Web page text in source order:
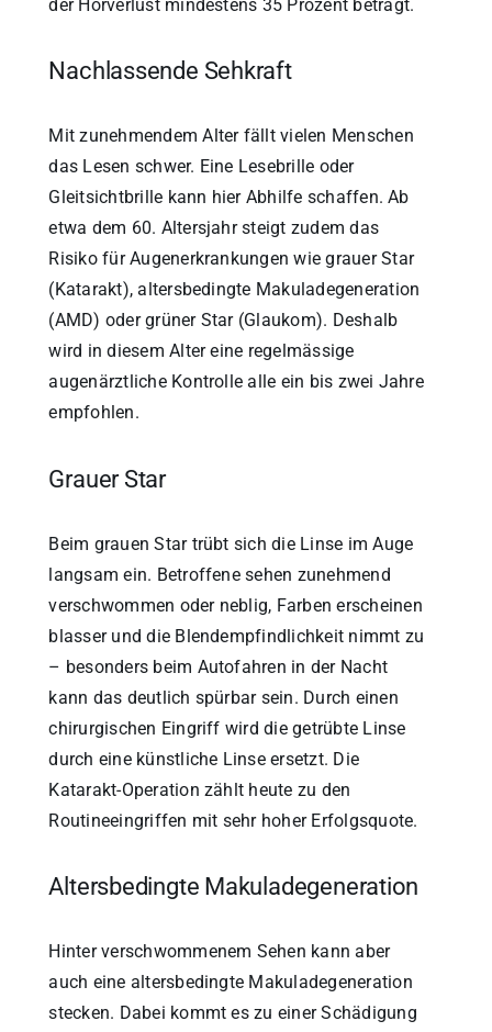
der Hörverlust mindestens 35 Prozent beträgt.
Nachlassende Sehkraft
Mit zunehmendem Alter fällt vielen Menschen
das Lesen schwer. Eine Lesebrille oder
Gleitsichtbrille kann hier Abhilfe schaffen. Ab
etwa dem 60. Altersjahr steigt zudem das
Risiko für Augenerkrankungen wie grauer Star
(Katarakt), altersbedingte Makuladegeneration
(AMD) oder grüner Star (Glaukom). Deshalb
wird in diesem Alter eine regelmässige
augenärztliche Kontrolle alle ein bis zwei Jahre
empfohlen.
Grauer Star
Beim grauen Star trübt sich die Linse im Auge
langsam ein. Betroffene sehen zunehmend
verschwommen oder neblig, Farben erscheinen
blasser und die Blendempfindlichkeit nimmt zu
– besonders beim Autofahren in der Nacht
kann das deutlich spürbar sein. Durch einen
chirurgischen Eingriff wird die getrübte Linse
durch eine künstliche Linse ersetzt. Die
Katarakt-Operation zählt heute zu den
Routineeingriffen mit sehr hoher Erfolgsquote.
Altersbedingte Makuladegeneration
Hinter verschwommenem Sehen kann aber
auch eine altersbedingte Makuladegeneration
stecken. Dabei kommt es zu einer Schädigung